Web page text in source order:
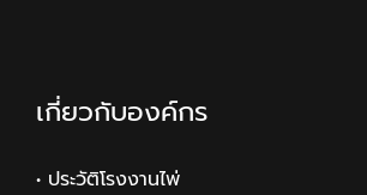
เกี่ยวกับองค์กร
• ประวัติโรงงานไพ่